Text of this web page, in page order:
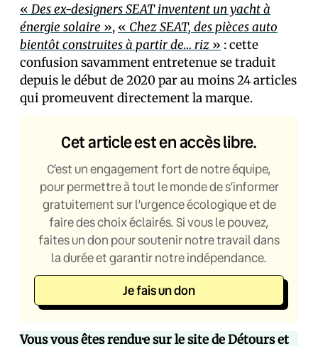
« Des ex-designers SEAT inventent un yacht à
énergie solaire », « Chez SEAT, des pièces auto
bientôt construites à partir de… riz » : cette
confusion savamment entretenue se traduit
depuis le début de 2020 par au moins 24 articles
qui promeuvent directement la marque.
Cet article est en accès libre.
C’est un engagement fort de notre équipe,
pour permettre à tout le monde de s’informer
gratuitement sur l’urgence écologique et de
faire des choix éclairés. Si vous le pouvez,
faites un don pour soutenir notre travail dans
la durée et garantir notre indépendance.
Je fais un don
Vous vous êtes rendu·e sur le site de Détours et